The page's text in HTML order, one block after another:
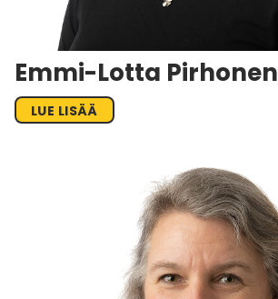
Emmi-Lotta Pirhonen
LUE LISÄÄ